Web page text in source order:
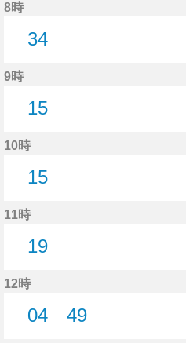
8時
34
9時
15
10時
15
11時
19
12時
04
49